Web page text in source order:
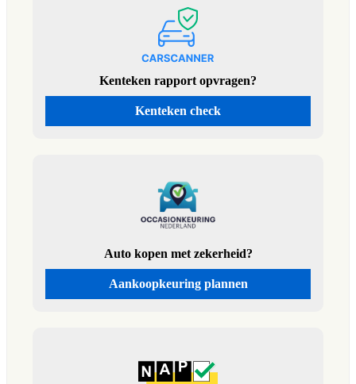
Kenteken rapport opvragen?
Kenteken check
Auto kopen met zekerheid?
Aankoopkeuring plannen